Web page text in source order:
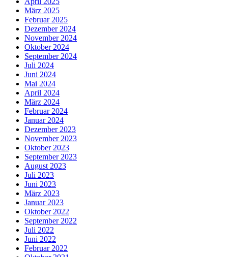
März 2025
Februar 2025
Dezember 2024
November 2024
Oktober 2024
September 2024
Juli 2024
Juni 2024
Mai 2024
April 2024
März 2024
Februar 2024
Januar 2024
Dezember 2023
November 2023
Oktober 2023
September 2023
August 2023
Juli 2023
Juni 2023
März 2023
Januar 2023
Oktober 2022
September 2022
Juli 2022
Juni 2022
Februar 2022